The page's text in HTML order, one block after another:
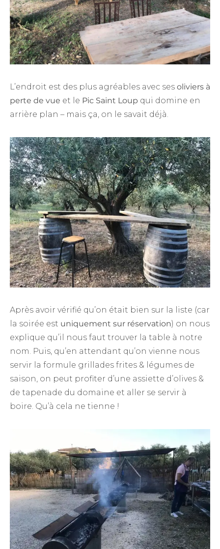
L’endroit est des plus agréables avec ses oliviers à
perte de vue et le Pic Saint Loup qui domine en
arrière plan – mais ça, on le savait déjà.
Après avoir vérifié qu’on était bien sur la liste (car
la soirée est uniquement sur réservation) on nous
explique qu’il nous faut trouver la table à notre
nom. Puis, qu’en attendant qu’on vienne nous
servir la formule grillades frites & légumes de
saison, on peut profiter d’une assiette d’olives &
de tapenade du domaine et aller se servir à
boire. Qu’à cela ne tienne !